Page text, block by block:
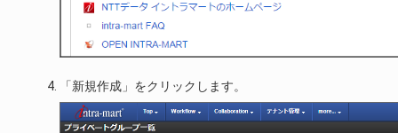
「新規作成」をクリックします。